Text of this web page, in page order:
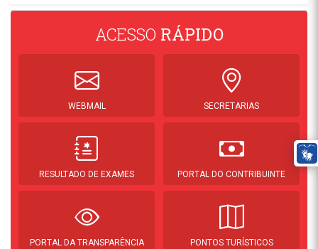
ACESSO RÁPIDO
WEBMAIL SECRETARIAS
RESULTADO DE EXAMES PORTAL DO CONTRIBUINTE
PORTAL DA TRANSPARÊNCIA PONTOS TURÍSTICOS